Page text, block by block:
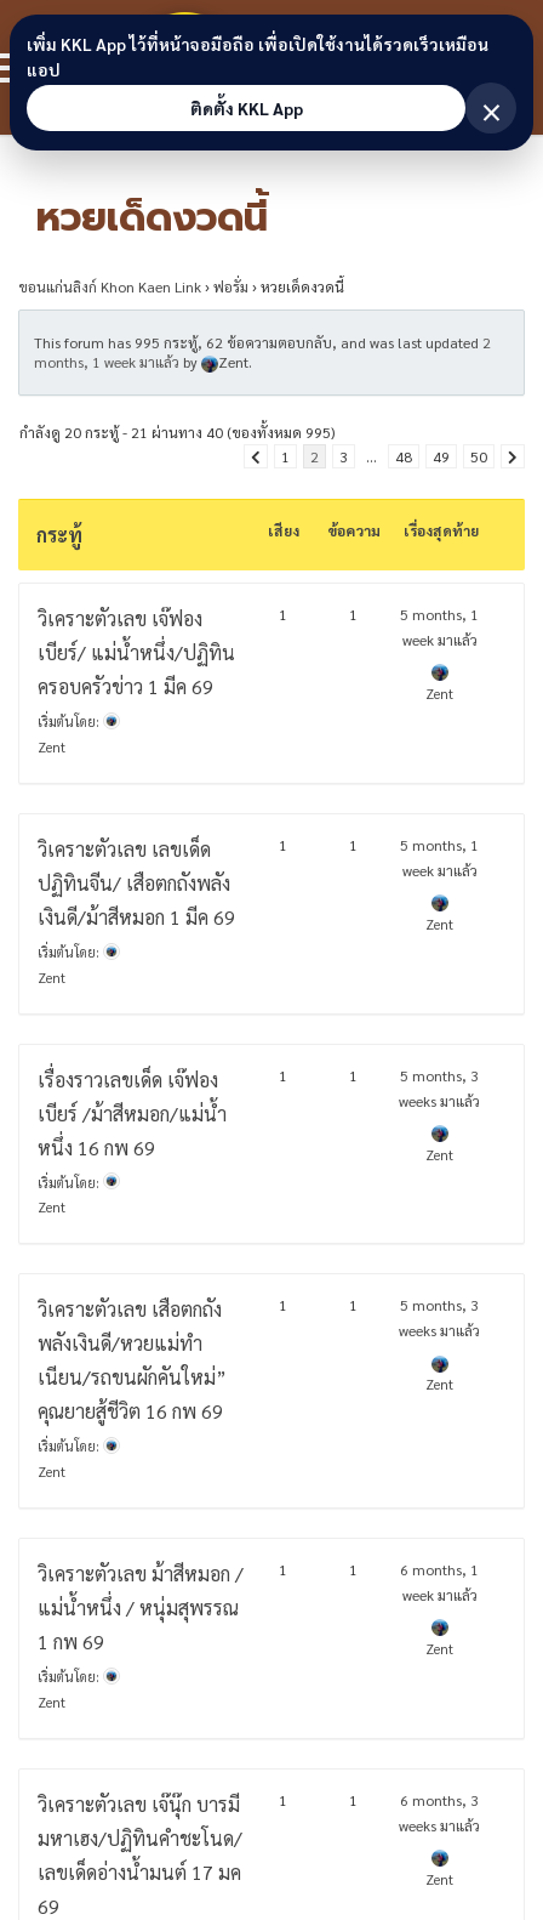
Skip to content
ขอนแก่น
ลิงก์
หวยเด็ดงวดนี้
ขอนแก่นลิงก์ Khon Kaen Link›ฟอรั่ม ›หวยเด็ดงวดนี้
This forum has 995 กระทู้, 62 ข้อความตอบกลับ, and was last updated 2
months, 1 week มาแล้ว by Zent.
กำลังดู 20 กระทู้ - 21 ผ่านทาง 40 (ของทั้งหมด 995)
1
2 3 … 48 49 50
กระทู้ เสียง ข้อความ เรื่องสุดท้าย
วิเคราะตัวเลข เจ๊ฟอง
เบียร์/ แม่น้ำหนึ่ง/ปฏิทิน
ครอบครัวข่าว 1 มีค 69
เริ่มต้นโดย:
Zent
1 1
5 months, 1
week มาแล้ว
Zent
วิเคราะตัวเลข เลขเด็ด
ปฏิทินจีน/ เสือตกถังพลัง
เงินดี/ม้าสีหมอก 1 มีค 69
เริ่มต้นโดย:
Zent
1 1
5 months, 1
week มาแล้ว
Zent
เรื่องราวเลขเด็ด เจ๊ฟอง
เบียร์ /ม้าสีหมอก/แม่น้ำ
หนึ่ง 16 กพ 69
เริ่มต้นโดย:
Zent
1 1
5 months, 3
weeks มาแล้ว
Zent
วิเคราะตัวเลข เสือตกถัง
พลังเงินดี/หวยแม่ทำ
เนียน/รถขนผักคันใหม่”
คุณยายสู้ชีวิต 16 กพ 69
เริ่มต้นโดย:
Zent
1 1
5 months, 3
weeks มาแล้ว
Zent
วิเคราะตัวเลข ม้าสีหมอก /
แม่น้ำหนึ่ง / หนุ่มสุพรรณ
1 กพ 69
เริ่มต้นโดย:
Zent
1 1
6 months, 1
week มาแล้ว
Zent
วิเคราะตัวเลข เจ๊นุ๊ก บารมี
มหาเฮง/ปฏิทินคำชะโนด/
เลขเด็ดอ่างน้ำมนต์ 17 มค
69
1 1
6 months, 3
weeks มาแล้ว
Zent
เพิ่ม KKL App ไว้ที่หน้าจอมือถือ เพื่อเปิดใช้งานได้รวดเร็วเหมือน
แอป
ติดตั้ง KKL App
×